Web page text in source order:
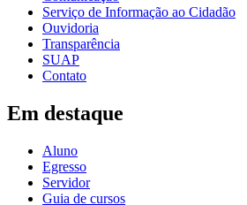
Serviço de Informação ao Cidadão
Ouvidoria
Transparência
SUAP
Contato
Em destaque
Aluno
Egresso
Servidor
Guia de cursos